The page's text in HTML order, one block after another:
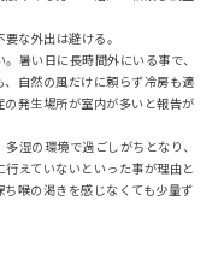
な外出は避ける。
暑い日に長時間外にいる事で、
自然の風だけに頼らず冷房も適
発生場所が室内が多いと報告が
湿の環境で過ごしがちとなり、
えていないといった事が理由と
喉の渇きを感じなくても少量ず